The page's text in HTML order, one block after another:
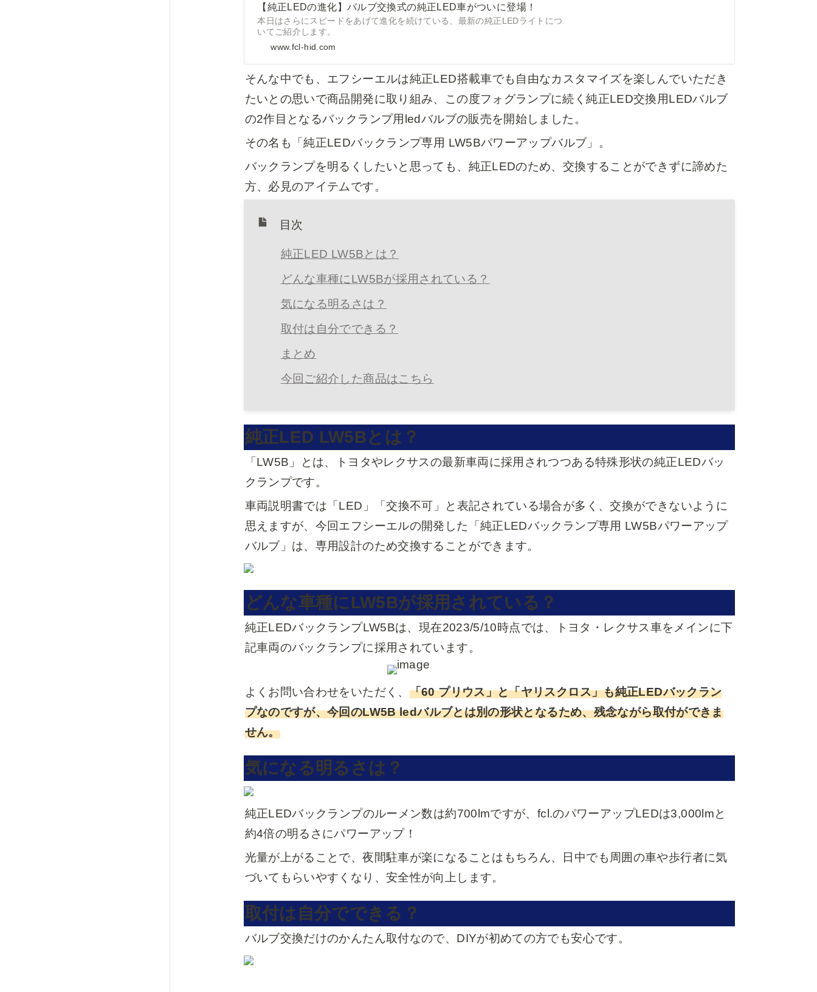
【純正LEDの進化】バルブ交換式の純正LED車がついに登場！
本日はさらにスピードをあげて進化を続けている、最新の純正LEDライトにつ
いてご紹介します。
www.fcl-hid.com
そんな中でも、エフシーエルは純正LED搭載車でも自由なカスタマイズを楽しんでいただき
たいとの思いで商品開発に取り組み、この度フォグランプに続く純正LED交換用LEDバルブ
の2作目となるバックランプ用ledバルブの販売を開始しました。
その名も「純正LEDバックランプ専用 LW5Bパワーアップバルブ」。
バックランプを明るくしたいと思っても、純正LEDのため、交換することができずに諦めた
方、必見のアイテムです。
目次
純正LED LW5Bとは？
どんな車種にLW5Bが採用されている？
気になる明るさは？
取付は自分でできる？
まとめ
今回ご紹介した商品はこちら
純正LED LW5Bとは？
「LW5B」とは、トヨタやレクサスの最新車両に採用されつつある特殊形状の純正LEDバッ
クランプです。
車両説明書では「LED」「交換不可」と表記されている場合が多く、交換ができないように
思えますが、今回エフシーエルの開発した「純正LEDバックランプ専用 LW5Bパワーアップ
バルブ」は、専用設計のため交換することができます。
どんな車種にLW5Bが採用されている？
純正LEDバックランプLW5Bは、現在2023/5/10時点では、トヨタ・レクサス車をメインに下
記車両のバックランプに採用されています。
よくお問い合わせをいただく、 「60 プリウス」と「ヤリスクロス」も純正LEDバックラン
プなのですが、今回のLW5B ledバルブとは別の形状となるため、残念ながら取付ができま
せん。
気になる明るさは？
純正LEDバックランプのルーメン数は約700lmですが、fcl.のパワーアップLEDは3,000lmと
約4倍の明るさにパワーアップ！
光量が上がることで、夜間駐車が楽になることはもちろん、日中でも周囲の車や歩行者に気
づいてもらいやすくなり、安全性が向上します。
取付は自分でできる？
バルブ交換だけのかんたん取付なので、DIYが初めての方でも安心です。